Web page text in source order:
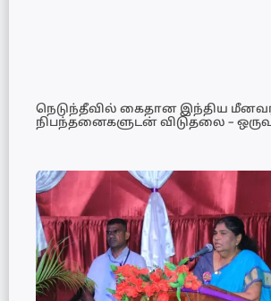
நெடுந்தீவில் கைதான இந்திய
நிபந்தனைகளுடன் விடுதலை –